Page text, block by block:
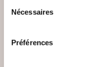
Nécessaires
Préférences
Poésies